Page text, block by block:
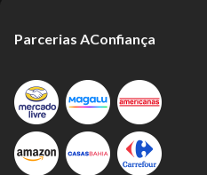
Parcerias AConfiança